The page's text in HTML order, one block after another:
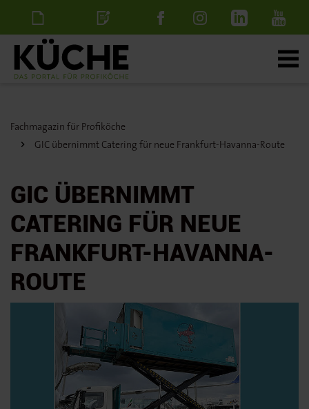
NewsletterStellenanzeige
Fachmagazin für Profiköche
GIC übernimmt Catering für neue Frankfurt-Havanna-Route
GIC ÜBERNIMMT
CATERING FÜR NEUE
FRANKFURT-HAVANNA-
ROUTE